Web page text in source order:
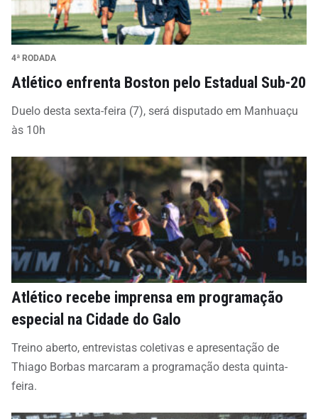
4ª RODADA
Atlético enfrenta Boston pelo Estadual Sub-20
Duelo desta sexta-feira (7), será disputado em Manhuaçu
às 10h
Atlético recebe imprensa em programação
especial na Cidade do Galo
Treino aberto, entrevistas coletivas e apresentação de
Thiago Borbas marcaram a programação desta quinta-
feira.